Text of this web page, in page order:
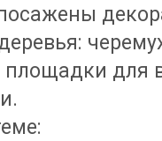
площадки для